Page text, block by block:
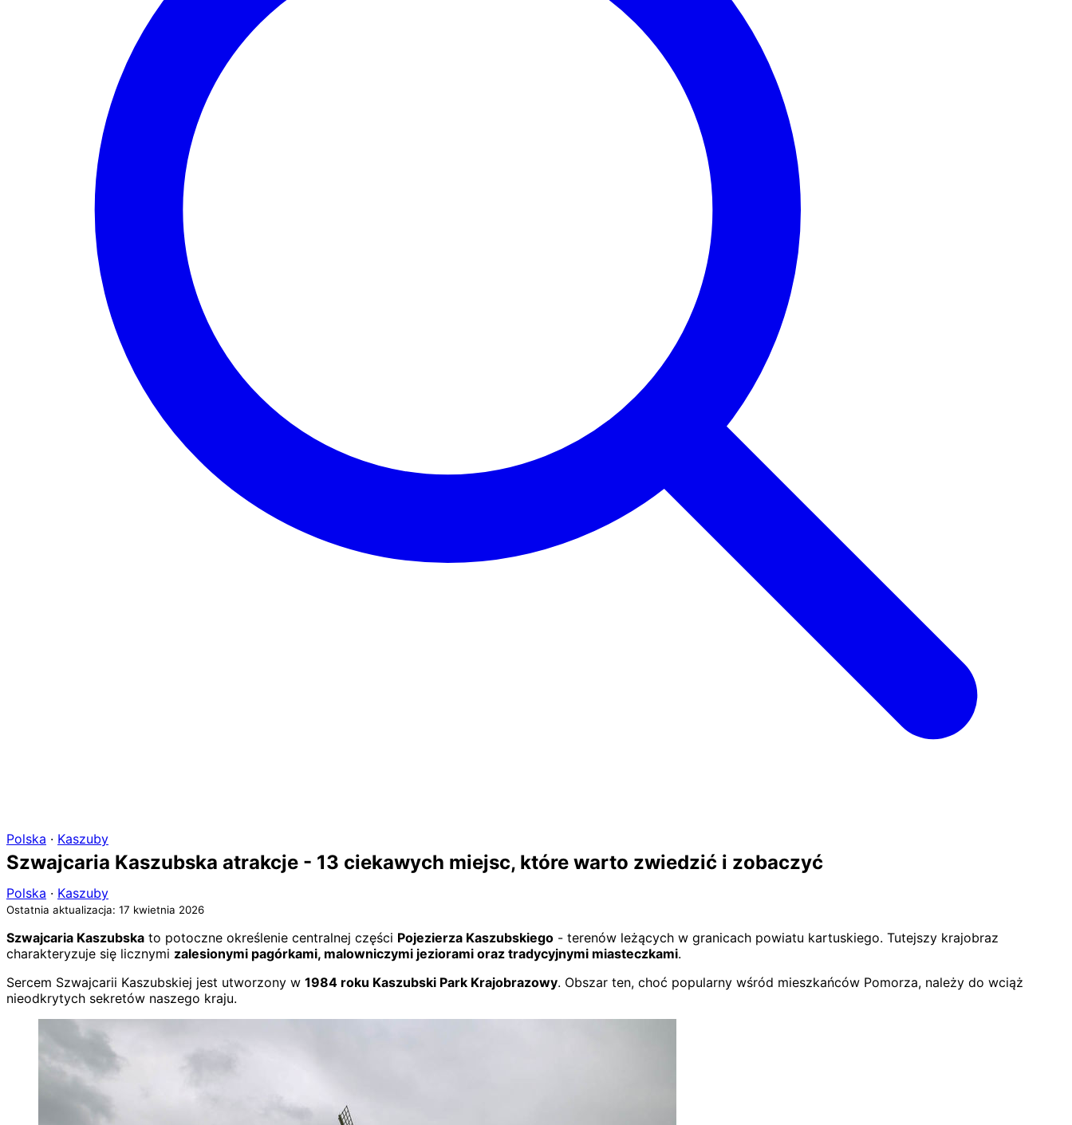
Polska · Kaszuby
Szwajcaria Kaszubska atrakcje - 13 ciekawych miejsc, które warto zwiedzić i zobaczyć
Polska · Kaszuby
Ostatnia aktualizacja: 17 kwietnia 2026
Szwajcaria Kaszubska to potoczne określenie centralnej części Pojezierza Kaszubskiego - terenów leżących w granicach powiatu kartuskiego. Tutejszy krajobraz
charakteryzuje się licznymi zalesionymi pagórkami, malowniczymi jeziorami oraz tradycyjnymi miasteczkami.
Sercem Szwajcarii Kaszubskiej jest utworzony w 1984 roku Kaszubski Park Krajobrazowy. Obszar ten, choć popularny wśród mieszkańców Pomorza, należy do wciąż
nieodkrytych sekretów naszego kraju.